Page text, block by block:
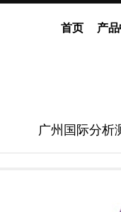
首页 产
广州国际分析